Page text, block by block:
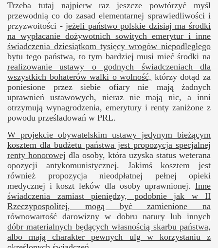
Trzeba tutaj najpierw raz jeszcze powtórzyć myśl
przewodnią co do zasad elementarnej sprawiedliwości i
przyzwoitości -jeżeli państwo polskie dzisiaj ma środki
na wypłacanie dożywotnich sowitych emerytur i inne
świadczenia dziesiątkom tysięcy wrogów niepodległego
bytu tego państwa, to tym bardziej musi mieć środki na
realizowanie ustawy o godnych świadczeniach dla
wszystkich bohaterów walki o wolność, którzy dotąd za
poniesione przez siebie ofiary nie mają żadnych
uprawnień ustawowych, nieraz nie mają nic, a inni
otrzymują wynagrodzenia, emerytury i renty zaniżone z
powodu prześladowań w PRL.
W projekcie obywatelskim ustawy jedynym bieżącym
kosztem dla budżetu państwa jest propozycja specjalnej
renty honorowej dla osoby, która uzyska status weterana
opozycji antykomunistycznej. Jakimś kosztem jest
również propozycja nieodpłatnej pełnej opieki
medycznej i koszt leków dla osoby uprawnionej. Inne
świadczenia zamiast pieniędzy, podobnie jak w II
Rzeczypospolitej, mogą być zamienione na
równowartość darowizny w dobru natury lub innych
dóbr materialnych będących własnością skarbu państwa,
albo mają charakter pewnych ulg w korzystaniu z